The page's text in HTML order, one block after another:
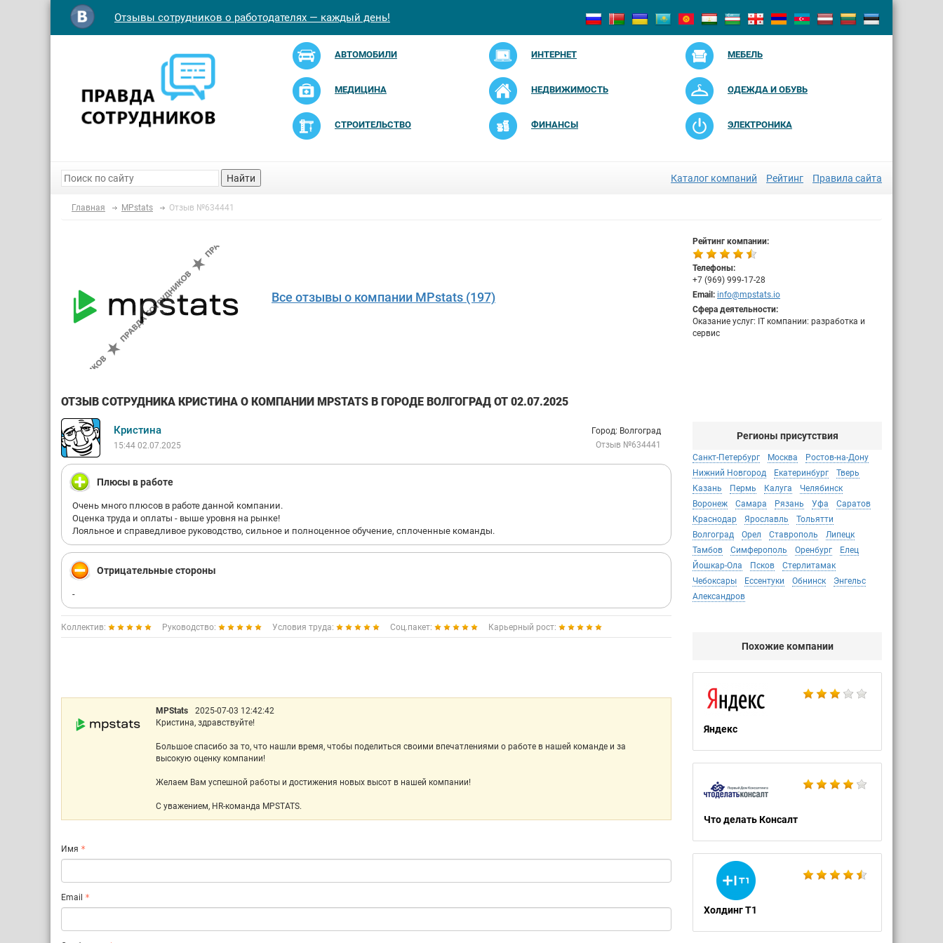
Отзывы сотрудников о работодателях — каждый день!
АВТОМОБИЛИ ИНТЕРНЕТ МЕБЕЛЬ
МЕДИЦИНА НЕДВИЖИМОСТЬ ОДЕЖДА И ОБУВЬ
СТРОИТЕЛЬСТВО ФИНАНСЫ ЭЛЕКТРОНИКА
Найти Каталог компаний Рейтинг Правила сайта
Главная MPstats Отзыв №634441
Все отзывы о компании MPstats (197)
Рейтинг компании:
Телефоны:
+7 (969) 999-17-28
Email: info@mpstats.io
Сфера деятельности:
Оказание услуг: IT компании: разработка и
сервис
ОТЗЫВ СОТРУДНИКА КРИСТИНА О КОМПАНИИ MPSTATS В ГОРОДЕ ВОЛГОГРАД ОТ 02.07.2025
Кристина
15:44 02.07.2025
Город: Волгоград
Отзыв №634441
Плюсы в работе
Очень много плюсов в работе данной компании.
Оценка труда и оплаты - выше уровня на рынке!
Лояльное и справедливое руководство, сильное и полноценное обучение, сплоченные команды.
Отрицательные стороны
-
Коллектив: Руководство: Условия труда: Соц.пакет: Карьерный рост:
MPStats
2025-07-03 12:42:42
Кристина, здравствуйте!
Большое спасибо за то, что нашли время, чтобы поделиться своими впечатлениями о работе в нашей команде и за
высокую оценку компании!
Желаем Вам успешной работы и достижения новых высот в нашей компании!
С уважением, HR-команда MPSTATS.
Имя
Email
Регионы присутствия
Санкт-Петербург Москва
Ростов-на-Дону
Нижний Новгород
Екатеринбург
Тверь
Казань
Пермь Калуга
Челябинск
Воронеж
Самара Рязань Уфа
Саратов
Краснодар
Ярославль
Тольятти
Волгоград
Орел Ставрополь
Липецк
Тамбов
Симферополь Оренбург
Елец
Йошкар-Ола
Псков
Стерлитамак
Чебоксары
Ессентуки Обнинск
Энгельс
Александров
Похожие компании
Яндекс
Что делать Консалт
Холдинг Т1